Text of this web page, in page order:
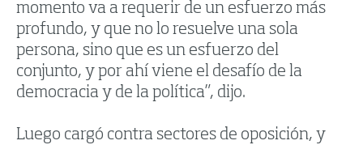
momento va a requerir de un esfuerzo más
profundo, y que no lo resuelve una sola
persona, sino que es un esfuerzo del
conjunto, y por ahí viene el desafío de la
democracia y de la política”, dijo.
Luego cargó contra sectores de oposición, y